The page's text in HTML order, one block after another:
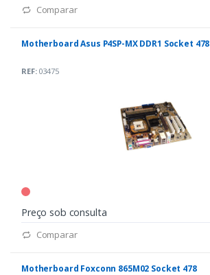
Comparar
Motherboard Asus P4SP-MX DDR1 Socket 478
REF:03475
Preço sob consulta
Comparar
Motherboard Foxconn 865M02 Socket 478